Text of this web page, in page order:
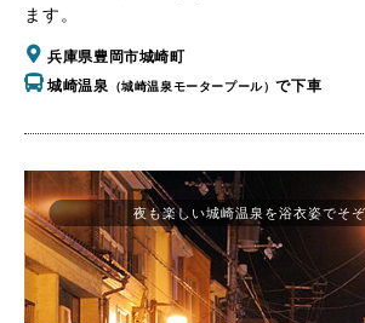
ます。
兵庫県豊岡市城崎町
城崎温泉 （城崎温泉モータープール）で下車
夜も楽しい城崎温泉を浴衣姿でそ